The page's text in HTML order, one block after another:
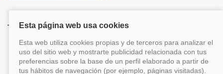
También te pueden interesar estos cruceros
8,8